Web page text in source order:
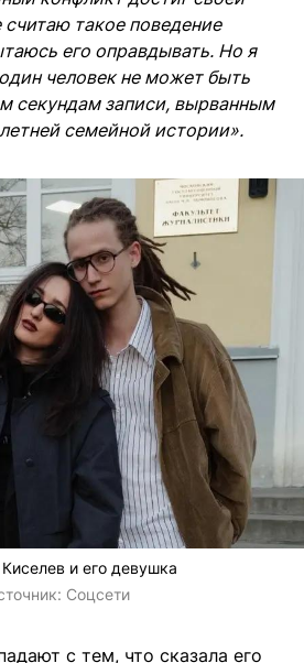
такое поведение
его оправдывать. Но я
человек не может быть
секундам записи, вырванным
семейной истории».
и его девушка
Соцсети
с тем, что сказала его